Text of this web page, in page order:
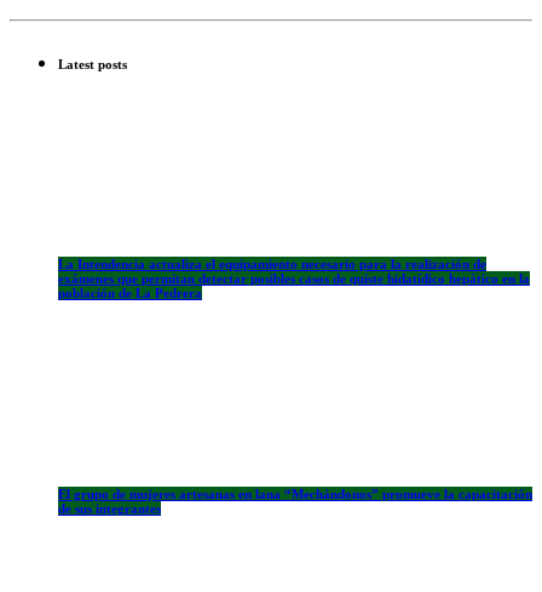
Latest posts
La Intendencia actualiza el equipamiento necesario para la realización de
exámenes que permitan detectar posibles casos de quiste hidatídico hepático en la
población de La Pedrera
El grupo de mujeres artesanas en lana “Mechándonos” promueve la capacitación
de sus integrantes